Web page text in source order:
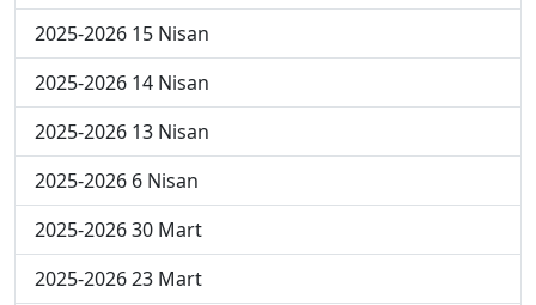
2025-2026 15 Nisan
2025-2026 14 Nisan
2025-2026 13 Nisan
2025-2026 6 Nisan
2025-2026 30 Mart
2025-2026 23 Mart